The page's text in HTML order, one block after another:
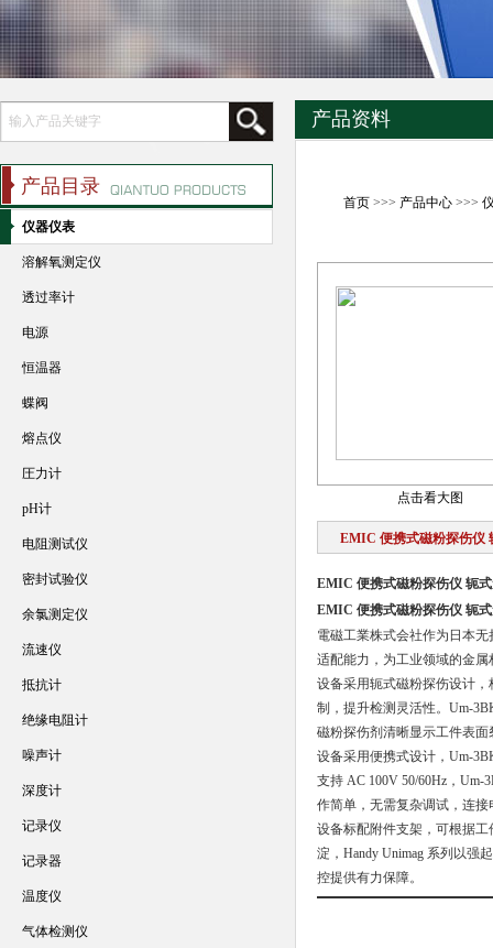
产品资料
首页>>> 产品中心>>>
点击看大图
EMIC 便携式磁粉探伤仪
EMIC 便携式磁粉探伤仪 轭
EMIC 便携式磁粉探伤仪 轭
電磁工業株式会社作为日本
适配能力，为工业领域的金
设备采用轭式磁粉探伤设计
制，提升检测灵活性。Um-
磁粉探伤剂清晰显示工件表
设备采用便携式设计，Um-
支持 AC 100V 50/60Hz，
作简单，无需复杂调试，连
设备标配附件支架，可根据
淀，Handy Unimag 系列以强
控提供有力保障。
产品目录
仪器仪表
溶解氧测定仪
透过率计
电源
恒温器
蝶阀
熔点仪
圧力计
pH计
电阻测试仪
密封试验仪
余氯测定仪
流速仪
抵抗计
绝缘电阻计
噪声计
深度计
记录仪
记录器
温度仪
气体检测仪